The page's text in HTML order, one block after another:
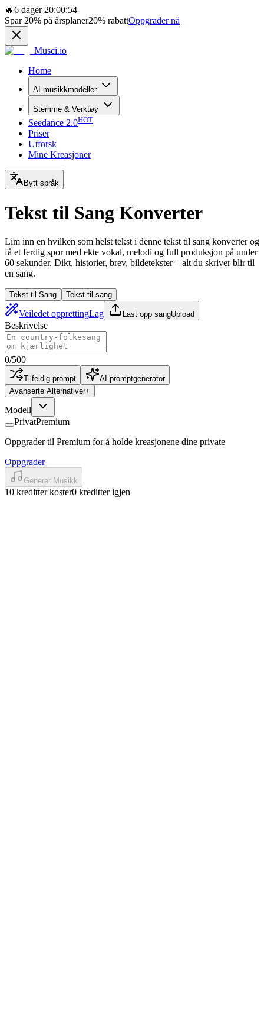
🔥6 dager 20:00:54
Spar 20% på årsplaner20% rabattOppgrader nå
Musci.io
Home
AI-musikkmodeller
Stemme & Verktøy
Seedance 2.0HOT
Priser
Utforsk
Mine Kreasjoner
Bytt språk
Tekst til Sang Konverter
Lim inn en hvilken som helst tekst i denne tekst til sang konverter og
få et ferdig spor med ekte vokal, melodi og full produksjon på under
60 sekunder. Dikt, historier, brev, bildetekster – alt du skriver blir til
en sang.
Tekst til Sang Tekst til sang
Veiledet opprettingLag Last opp sangUpload
Beskrivelse
0/500
Tilfeldig prompt
AI-promptgenerator
Avanserte Alternativer+
Modell
PrivatPremium
Oppgrader til Premium for å holde kreasjonene dine private
Oppgrader
Generer Musikk
10 kreditter koster0 kreditter igjen